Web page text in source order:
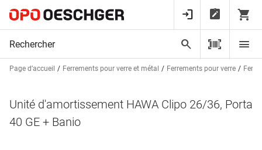
Page d’accueil Ferrements pour verre et métal Ferrements pour verre
Unité d'amortissement HAWA Clipo 26/36, Porta
40 GE + Banio